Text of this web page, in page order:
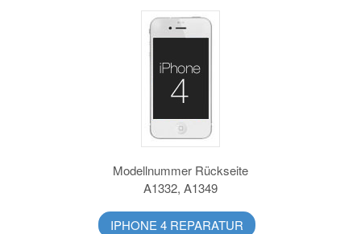
Modellnummer Rückseite
A1332, A1349
IPHONE 4 REPARATUR